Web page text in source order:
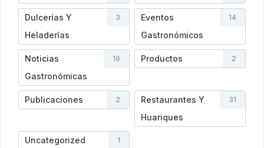
Dulcerías Y
Heladerí­as
3
Eventos
Gastronómicos
14
Noticias
Gastronómicas
16 Productos 2
Publicaciones 2
Restaurantes Y
Huariques
31
Uncategorized 1